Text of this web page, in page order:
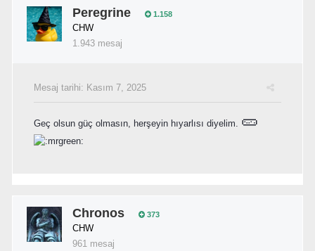
Peregrine 1.158
CHW
1.943 mesaj
Mesaj tarihi: Kasım 7, 2025
Geç olsun güç olmasın, herşeyin hıyarlısı diyelim. 🥒
Chronos 373
CHW
961 mesaj